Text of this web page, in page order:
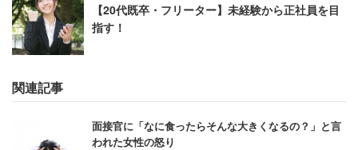
【20代既卒・フリーター】未経験から正社員を目
指す！
関連記事
面接官に「なに食ったらそんな大きくなるの？」と言
われた女性の怒り